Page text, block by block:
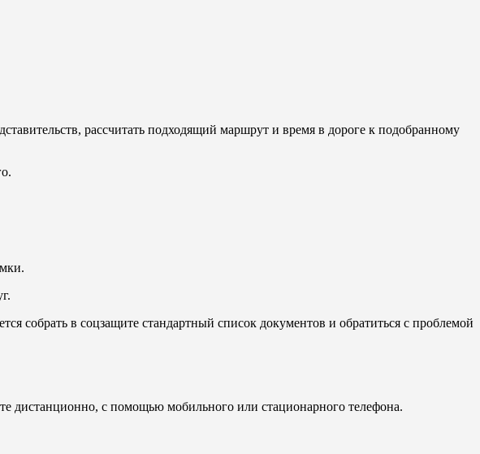
рассчитать подходящий маршрут и время в дороге к подобранному
собрать в соцзащите стандартный список документов и обратиться с проблемой
дистанционно, с помощью мобильного или стационарного телефона.